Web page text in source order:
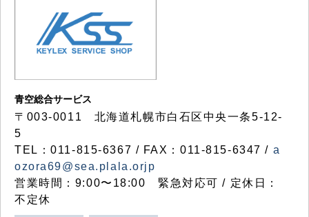
青空総合サービス
〒003-0011 北海道札幌市白石区中央一条5-12-
5
TEL：011-815-6367 / FAX：011-815-6347 / a
ozora69@sea.plala.orjp
営業時間：9:00〜18:00 緊急対応可 / 定休日：
不定休